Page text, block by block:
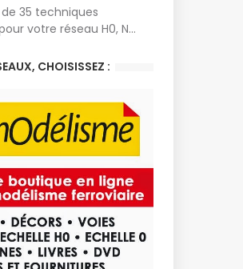
35 techniques
votre réseau H0, N...
CHOISISSEZ :